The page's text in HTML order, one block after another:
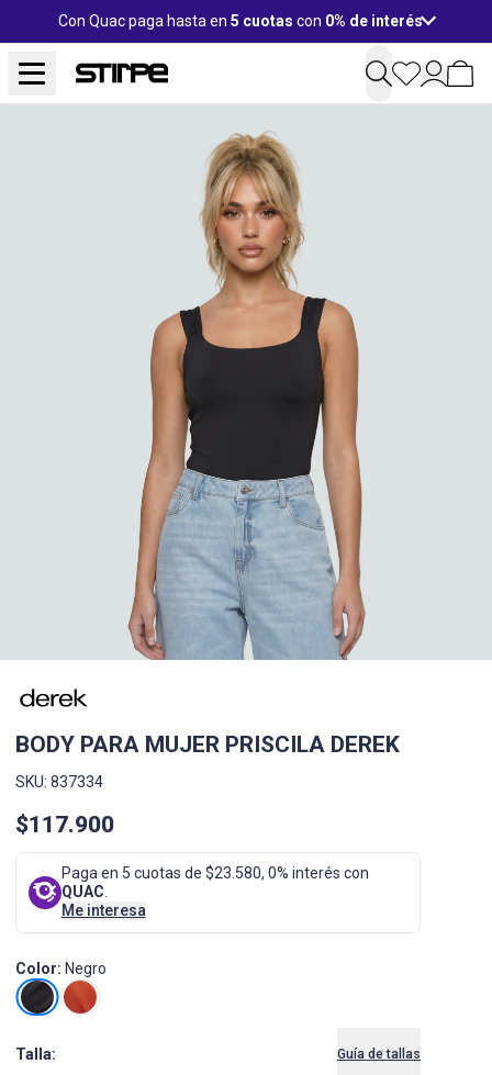
Con Quac paga hasta en 5 cuotas con 0% de interés
BODY PARA MUJER PRISCILA DEREK
SKU: 837334
$117.900
Paga en 5 cuotas de $23.580, 0% interés con
QUAC
Me interesa
Color: Negro
Talla: Guía de tallas